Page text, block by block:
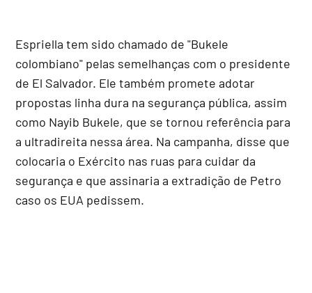
Espriella tem sido chamado de "Bukele
colombiano" pelas semelhanças com o presidente
de El Salvador. Ele também promete adotar
propostas linha dura na segurança pública, assim
como Nayib Bukele, que se tornou referência para
a ultradireita nessa área. Na campanha, disse que
colocaria o Exército nas ruas para cuidar da
segurança e que assinaria a extradição de Petro
caso os EUA pedissem.